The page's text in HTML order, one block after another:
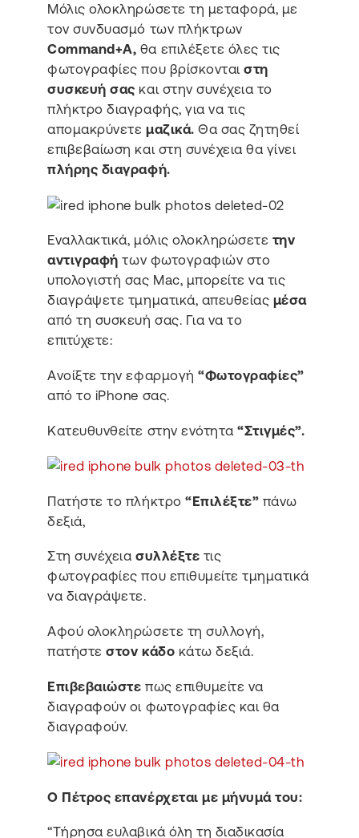
Μόλις ολοκληρώσετε τη μεταφορά, με
τον συνδυασμό των πλήκτρων
Command+A, θα επιλέξετε όλες τις
φωτογραφίες που βρίσκονταιστη
συσκευή σας και στην συνέχεια το
πλήκτρο διαγραφής, για να τις
απομακρύνετε μαζικά. Θα σας ζητηθεί
επιβεβαίωση και στη συνέχεια θα γίνει
πλήρης διαγραφή.
Εναλλακτικά, μόλις ολοκληρώσετε την
αντιγραφή των φωτογραφιών στο
υπολογιστή σας Mac, μπορείτε να τις
διαγράψετε τμηματικά, απευθείας μέσα
από τη συσκευή σας. Για να το
επιτύχετε:
Aνοίξτε την εφαρμογή “Φωτογραφίες”
από το iPhone σας.
Κατευθυνθείτε στην ενότητα“Στιγμές”.
Πατήστε το πλήκτρο“Επιλέξτε” πάνω
δεξιά,
Στη συνέχεια συλλέξτε τις
φωτογραφίες που επιθυμείτε τμηματικά
να διαγράψετε.
Αφού ολοκληρώσετε τη συλλογή,
πατήστεστον κάδο κάτω δεξιά.
Επιβεβαιώστε πως επιθυμείτε να
διαγραφούν οι φωτογραφίες και θα
διαγραφούν.
Ο Πέτρος επανέρχεται με μήνυμά του:
“Τήρησα ευλαβικά όλη τη διαδικασία